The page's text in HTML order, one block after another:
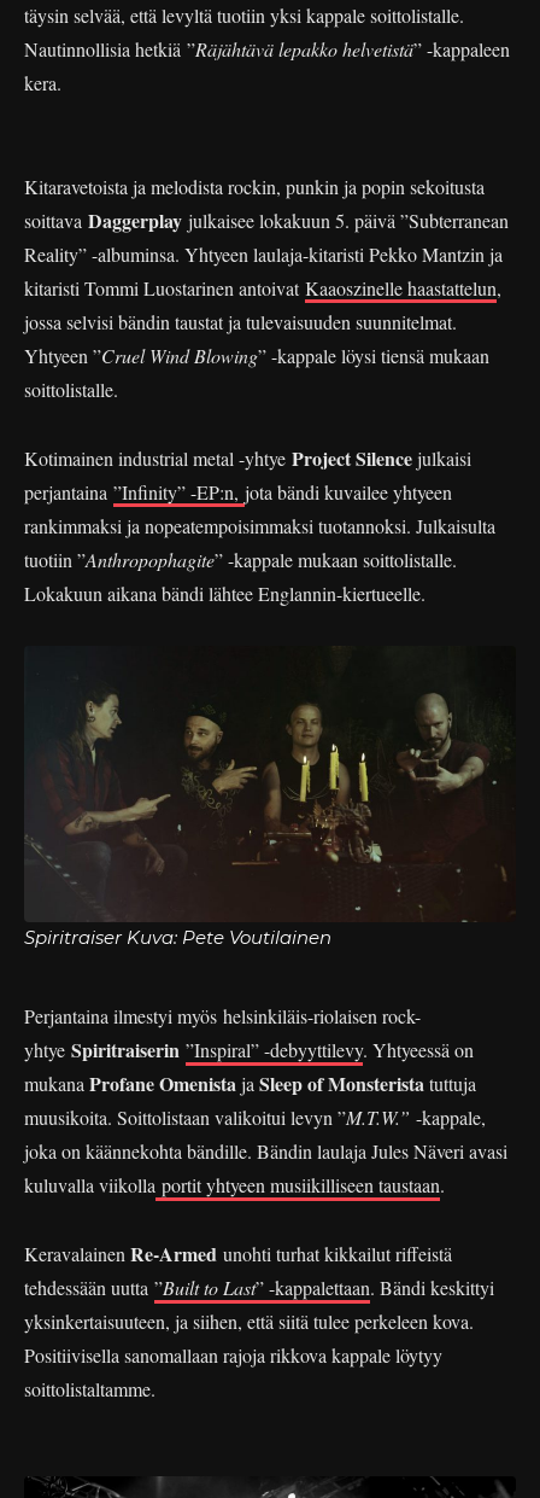
täysin selvää, että levyltä tuotiin yksi kappale soittolistalle.
Nautinnollisia hetkiä ”Räjähtävä lepakko helvetistä” -kappaleen
kera.
Kitaravetoista ja melodista rockin, punkin ja popin sekoitusta
soittava Daggerplay julkaisee lokakuun 5. päivä ”Subterranean
Reality” -albuminsa. Yhtyeen laulaja-kitaristi Pekko Mantzin ja
kitaristi Tommi Luostarinen antoivatKaaoszinelle haastattelun,
jossa selvisi bändin taustat ja tulevaisuuden suunnitelmat.
Yhtyeen ”Cruel Wind Blowing” -kappale löysi tiensä mukaan
soittolistalle.
Kotimainen industrial metal -yhtye Project Silencejulkaisi
perjantaina ”Infinity” -EP:n, jota bändi kuvailee yhtyeen
rankimmaksi ja nopeatempoisimmaksi tuotannoksi. Julkaisulta
tuotiin ”Anthropophagite” -kappale mukaan soittolistalle.
Lokakuun aikana bändi lähtee Englannin-kiertueelle.
Spiritraiser Kuva: Pete Voutilainen
Perjantaina ilmestyi myös helsinkiläis-riolaisen rock-
yhtye Spiritraiserin ”Inspiral” -debyyttilevy. Yhtyeessä on
mukana Profane Omenistaja Sleep of Monsteristatuttuja
muusikoita. Soittolistaan valikoitui levyn ”M.T.W.” -kappale,
joka on käännekohta bändille. Bändin laulaja Jules Näveri avasi
kuluvalla viikolla portit yhtyeen musiikilliseen taustaan.
Keravalainen Re-Armed unohti turhat kikkailut riffeistä
tehdessään uutta ”Built to Last” -kappalettaan. Bändi keskittyi
yksinkertaisuuteen, ja siihen, että siitä tulee perkeleen kova.
Positiivisella sanomallaan rajoja rikkova kappale löytyy
soittolistaltamme.